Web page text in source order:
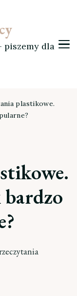
piszemy dla
plastikowe.
bardzo